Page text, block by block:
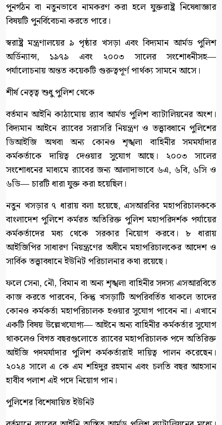
পুনর্গঠন বা নতুনভাবে নামকরণ করা হলে যুক্তরাষ্ট্র নিষেধাজ্ঞার
বিষয়টি পুনর্বিবেচনা করতে পারে।
স্বরাষ্ট্র মন্ত্রণালয়ের ৯ পৃষ্ঠার খসড়া এবং বিদ্যমান আর্মড পুলিশ
অর্ডিন্যান্স, ১৯৭৯ এবং ২০০৩ সালের সংশোধনীসহ—
পর্যালোচনায় অন্তত কয়েকটি গুরুত্বপূর্ণ পার্থক্য সামনে আসে।
শীর্ষ নেতৃত্ব শুধু পুলিশ থেকে
বর্তমান আইনি কাঠামোয় র‍্যাব আর্মড পুলিশ ব্যাটালিয়নের অংশ।
বিদ্যমান আইনে র‍্যাবের সরাসরি নিয়ন্ত্রণ ও তত্ত্বাবধানে পুলিশের
ডিআইজি অথবা অন্য কোনও শৃঙ্খলা বাহিনীর সমমর্যাদার
কর্মকর্তাকে দায়িত্ব দেওয়ার সুযোগ আছে। ২০০৩ সালের
সংশোধনের মাধ্যমে র‍্যাবের জন্য আলাদাভাবে ৬এ, ৬বি, ৬সি ও
৬ডি— চারটি ধারা যুক্ত করা হয়েছিল।
নতুন খসড়ার ৭ ধারায় বলা হয়েছে, এসআরবির মহাপরিচালককে
বাংলাদেশ পুলিশে কর্মরত অতিরিক্ত পুলিশ মহাপরিদর্শক পর্যায়ের
কর্মকর্তাদের মধ্য থেকে সরকার নিয়োগ করবে। ৮ ধারায়
আইজিপির সাধারণ নিয়ন্ত্রণের অধীনে মহাপরিচালকের আদেশ ও
সার্বিক তত্ত্বাবধানে ইউনিট পরিচালনার কথা রয়েছে।
ফলে সেনা, নৌ, বিমান বা অন্য শৃঙ্খলা বাহিনীর সদস্য এসআরবিতে
কাজ করতে পারবেন, কিন্তু খসড়াটি অপরিবর্তিত থাকলে তাদের
কোনও কর্মকর্তা মহাপরিচালক হওয়ার সুযোগ পাবেন না। এখানে
একটি বিষয় উল্লেখযোগ্য— আইনে অন্য বাহিনীর কর্মকর্তার সুযোগ
থাকলেও বিগত বছরগুলোতে র‍্যাবের মহাপরিচালক পদে অতিরিক্ত
আইজি পদমর্যাদার পুলিশ কর্মকর্তারাই দায়িত্ব পালন করেছেন।
২০২৪ সালে এ কে এম শহিদুর রহমান এবং চলতি বছর আহসান
হাবীব পলাশ এই পদে নিয়োগ পান।
পুলিশের বিশেষায়িত ইউনিট